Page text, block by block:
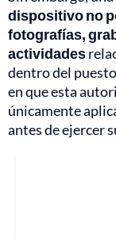
dispositivo no
fotografías,
actividades
dentro del
en que esta
únicamente
antes de ejercer